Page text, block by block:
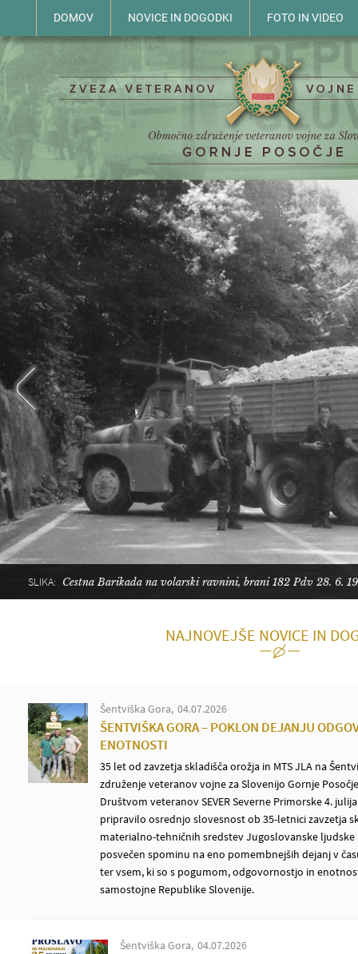
DOMOV NOVICE IN DOGODKI FOTO IN VIDEO
SLIKA: Cestna Barikada na volarski ravnini, brani 182 Pdv 28. 6.
NAJNOVEJŠE NOVICE IN
Šentviška Gora 04.07.2026
ŠENTVIŠKA GORA – POKLON DEJANJU
ENOTNOSTI
35 let od zavzetja skladišča orožja in MTS JLA na
združenje veteranov vojne za Slovenijo Gornje
Društvom veteranov SEVER Severne Primorske 4.
pripravilo osrednjo slovesnost ob 35-letnici zavzetja
materialno-tehničnih sredstev Jugoslovanske ljudske
posvečen spominu na eno pomembnejših dejanj v
ter vsem, ki so s pogumom, odgovornostjo in
samostojne Republike Slovenije.
Šentviška Gora 04.07.2026